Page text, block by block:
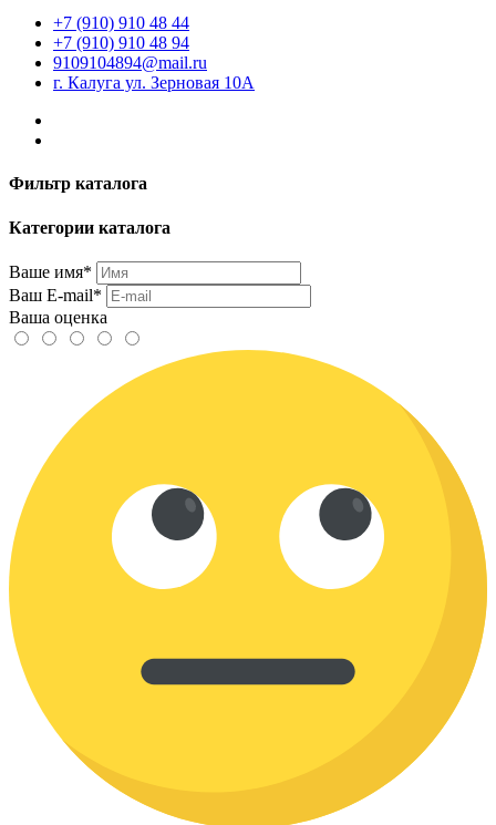
+7 (910) 910 48 44
+7 (910) 910 48 94
9109104894@mail.ru
г. Калуга ул. Зерновая 10А
Фильтр каталога
Категории каталога
Ваше имя*
Ваш E-mail*
Ваша оценка